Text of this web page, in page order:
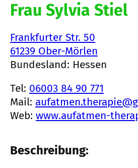
Frau Sylvia Stiel
Frankfurter Str. 50
61239 Ober-Mörlen
Bundesland: Hessen
Tel: 06003 84 90 771
Mail:
Web: www.aufatmen-
Beschreibung: